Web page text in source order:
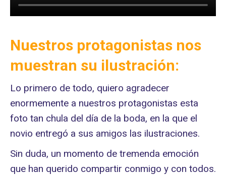
Nuestros protagonistas nos
muestran su ilustración:
Lo primero de todo, quiero agradecer
enormemente a nuestros protagonistas esta
foto tan chula del día de la boda, en la que el
novio entregó a sus amigos las ilustraciones.
Sin duda, un momento de tremenda emoción
que han querido compartir conmigo y con todos.